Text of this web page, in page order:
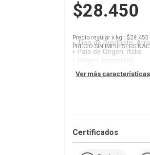
$28.450
Precio regular x kg.: $28.450
PRECIO SIN IMPUESTOS
Tipo de Producto:
País de Origen: Italia
Ver más características
Certificados